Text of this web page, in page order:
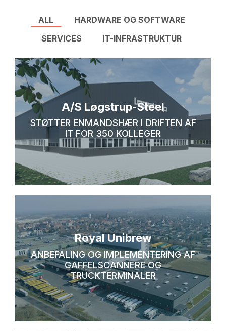
ALL
HARDWARE OG SOFTWARE
SERVICES
IT-INFRASTRUKTUR
A/S Løgstrup-Steel
STØTTER ENMANDSHÆR I DRIFTEN AF
IT FOR 350 KOLLEGER
Royal Unibrew
ANBEFALING OG IMPLEMENTERING AF
GAFFELSCANNERE OG
TRUCKTERMINALER